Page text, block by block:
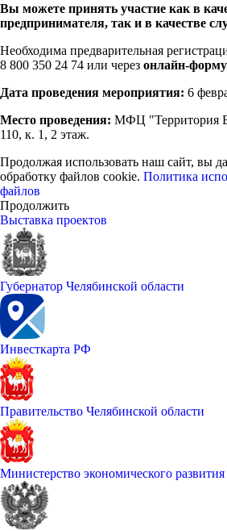
Вы можете принять участие как в
предпринимателя, так и в качестве
Необходима предварительная
8 800 350 24 74 или через онлайн-форму
Дата проведения мероприятия: 6
Место проведения: МФЦ "Территория
110, к. 1, 2 этаж.
Продолжая использовать наш сайт, вы
обработку файлов cookie. Политика
файлов
Продолжить
Выставка проектов
Губернатор Челябинской области
Инвесткарта РФ
Правительство Челябинской области
Министерство экономического